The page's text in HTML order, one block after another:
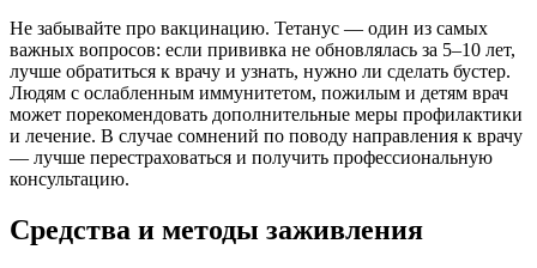
Не забывайте про вакцинацию. Тетанус — один из самых
важных вопросов: если прививка не обновлялась за 5–10 лет,
лучше обратиться к врачу и узнать, нужно ли сделать бустер.
Людям с ослабленным иммунитетом, пожилым и детям врач
может порекомендовать дополнительные меры профилактики
и лечение. В случае сомнений по поводу направления к врачу
— лучше перестраховаться и получить профессиональную
консультацию.
Средства и методы заживления